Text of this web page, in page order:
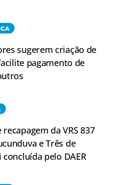
sugerem criação de
pagamento de
recapagem da VRS 837
e Três de
pelo DAER